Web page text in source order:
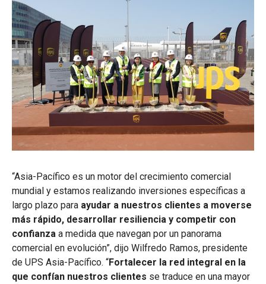
“Asia-Pacífico es un motor del crecimiento comercial
mundial y estamos realizando inversiones específicas a
largo plazo para ayudar a nuestros clientes a moverse
más rápido, desarrollar resiliencia y competir con
confianza a medida que navegan por un panorama
comercial en evolución”, dijo Wilfredo Ramos, presidente
de UPS Asia-Pacífico. “Fortalecer la red integral en la
que confían nuestros clientes se traduce en una mayor